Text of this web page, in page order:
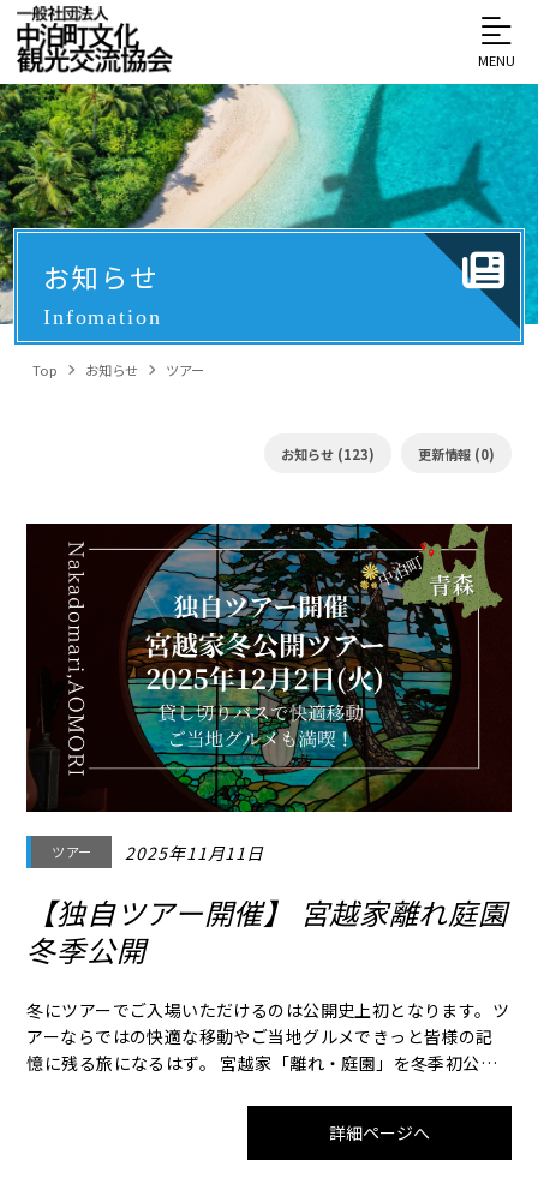
MENU
お知らせ
Infomation
Top お知らせ ツアー
お知らせ (123) 更新情報 (0)
ツアー 2025年11月11日
【独自ツアー開催】 宮越家離れ庭園
冬季公開
冬にツアーでご入場いただけるのは公開史上初となります。ツ
アーならではの快適な移動やご当地グルメできっと皆様の記
憶に残る旅になるはず。 宮越家「離れ・庭園」を冬季初公開
名園アリ。其ノ名ヲ静川園ト云ウ。」と題して企画展を開催し
ていますのでこちらへもご案内します。宮越家「離れ・庭園」
詳細ページへ